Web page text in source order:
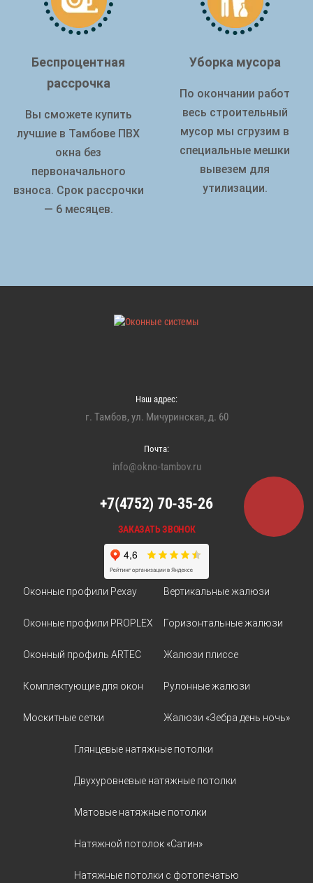
Беспроцентная
рассрочка
Вы сможете купить
лучшие в Тамбове ПВХ
окна без
первоначального
взноса. Срок рассрочки
— 6 месяцев.
Уборка мусора
По окончании работ
весь строительный
мусор мы сгрузим в
специальные мешки
вывезем для
утилизации.
Наш адрес:
г. Тамбов, ул. Мичуринская, д. 60
Почта:
info@okno-tambov.ru
+7(4752) 70-35-26
ЗАКАЗАТЬ ЗВОНОК
Оконные профили Рехау
Оконные профили PROPLEX
Оконный профиль ARTEC
Комплектующие для окон
Москитные сетки
Вертикальные жалюзи
Горизонтальные жалюзи
Жалюзи плиссе
Рулонные жалюзи
Жалюзи «Зебра день ночь»
Глянцевые натяжные потолки
Двухуровневые натяжные потолки
Матовые натяжные потолки
Натяжной потолок «Сатин»
Натяжные потолки с фотопечатью